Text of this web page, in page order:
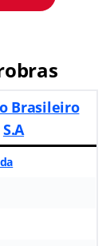
Brasileiro
S.A